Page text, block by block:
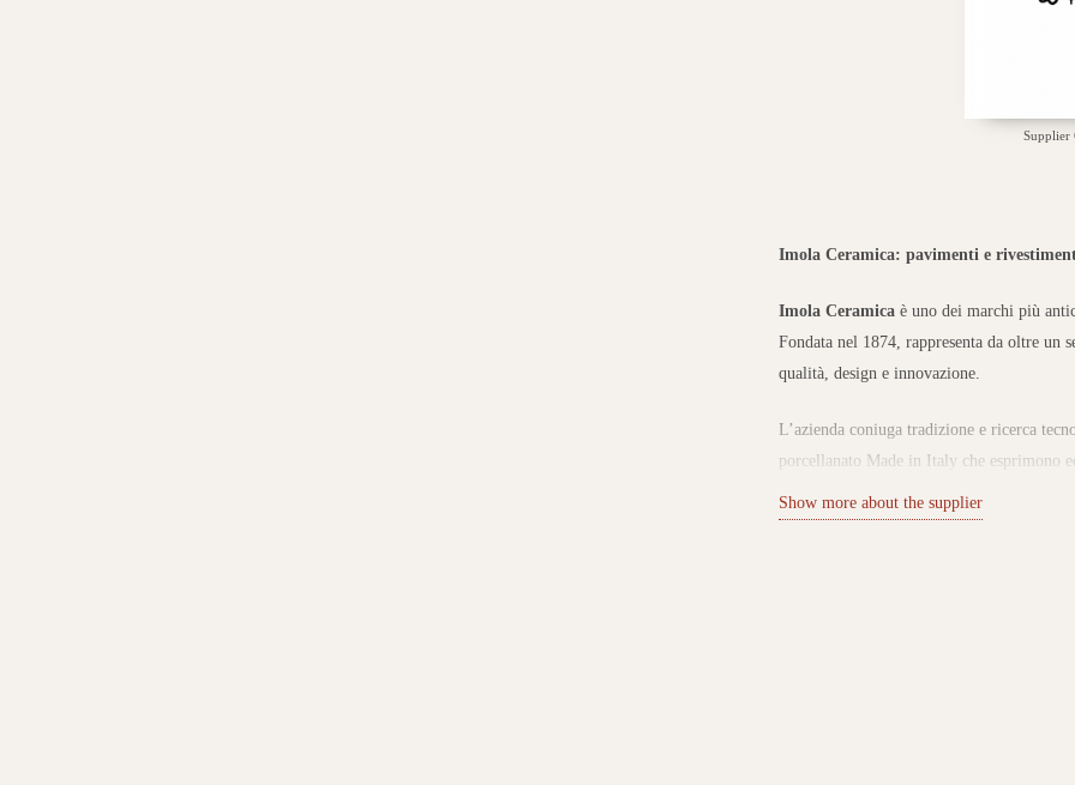
Supplier
Imola Ceramica: pavimenti e
Imola Ceramicaè uno dei marchi più
Fondata nel 1874, rappresenta da oltre
qualità, design e innovazione.
L’azienda coniuga tradizione e ricerca
porcellanato Made in Italy che esprimono
Collezioni per ogni ambiente
Show more about the supplier